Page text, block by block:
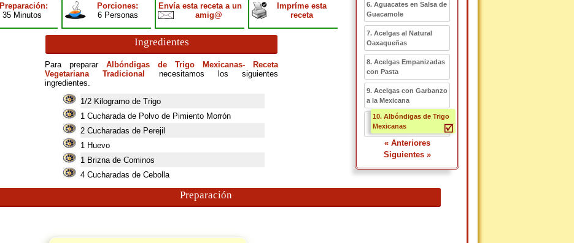
6. Aguacates en Salsa de
Guacamole
7. Acelgas al Natural
Oaxaqueñas
8. Acelgas Empanizadas
con Pasta
9. Acelgas con Garbanzo
a la Mexicana
10. Albóndigas de Trigo
Mexicanas
« Anteriores
Siguientes »
Preparación:
35 Minutos
Porciones:
6 Personas
Envía esta receta a un
amig@
Impríme esta
receta
Ingredientes
Para preparar Albóndigas de Trigo Mexicanas- Receta
Vegetariana Tradicional
necesitamos los siguientes
ingredientes.
1/2 Kilogramo de Trigo
1 Cucharada de Polvo de Pimiento Morrón
2 Cucharadas de Perejil
1 Huevo
1 Brizna de Cominos
4 Cucharadas de Cebolla
Preparación